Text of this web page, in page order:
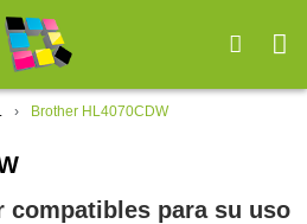
Brother HL4070CDW
compatibles para su uso